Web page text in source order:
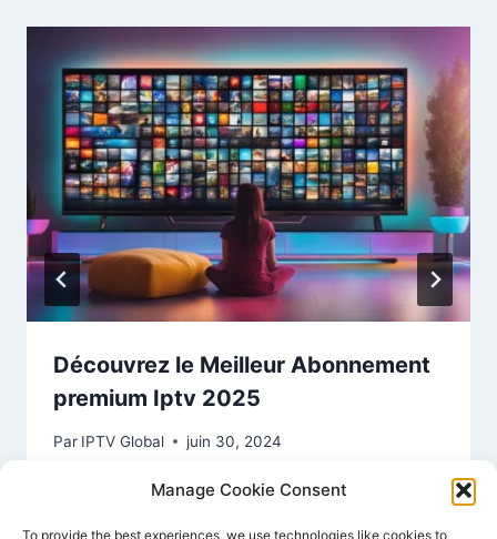
Manage Cookie Consent
To provide the best experiences, we use technologies like cookies to
Découvrez le Meilleur Abonnement
premium Iptv 2025
Par IPTV Global juin 30, 2024